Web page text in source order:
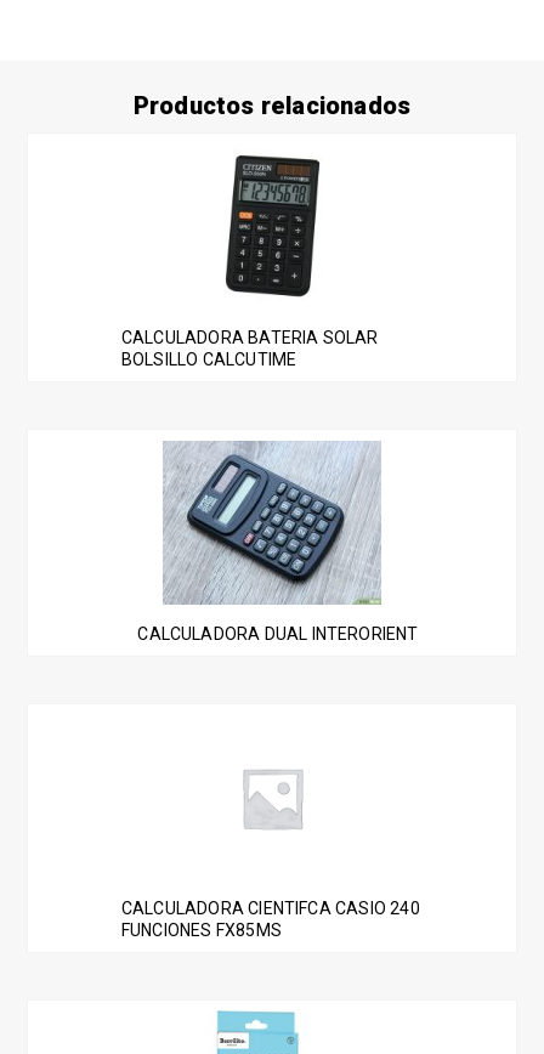
Productos relacionados
CALCULADORA BATERIA SOLAR
BOLSILLO CALCUTIME
CALCULADORA DUAL INTERORIENT
CALCULADORA CIENTIFCA CASIO 240
FUNCIONES FX85MS